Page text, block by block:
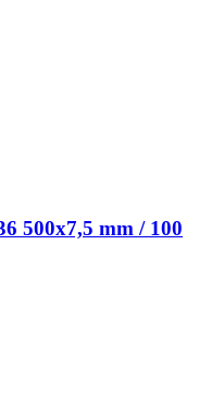
500x7,5 mm / 100